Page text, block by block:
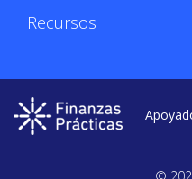
Recursos